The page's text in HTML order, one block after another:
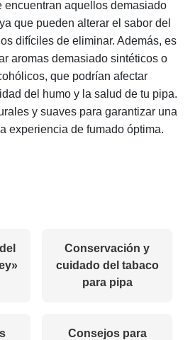
encuentran aquellos demasiado
que pueden alterar el sabor del
difíciles de eliminar. Además, es
aromas demasiado sintéticos o
que podrían afectar
del humo y la salud de tu pipa.
y suaves para garantizar una
experiencia de fumado óptima.
Conservación y
cuidado del tabaco
para pipa
Consejos para